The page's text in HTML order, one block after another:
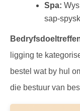
Spa:
sap-
ligging te
bestel wat by hul
die bestuur van